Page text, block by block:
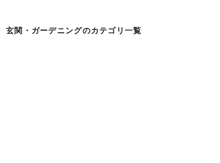
玄関・ガーデニングのカテゴリ一覧